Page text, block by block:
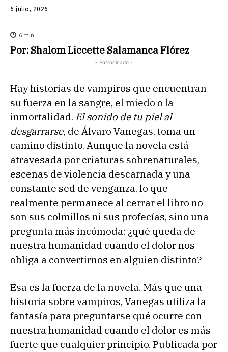
6 julio, 2026
6 min.
Por: Shalom Liccette Salamanca Flórez
- Patrocinado -
Hay historias de vampiros que encuentran
su fuerza en la sangre, el miedo o la
inmortalidad. El sonido de tu piel al
desgarrarse, de Álvaro Vanegas, toma un
camino distinto. Aunque la novela está
atravesada por criaturas sobrenaturales,
escenas de violencia descarnada y una
constante sed de venganza, lo que
realmente permanece al cerrar el libro no
son sus colmillos ni sus profecías, sino una
pregunta más incómoda: ¿qué queda de
nuestra humanidad cuando el dolor nos
obliga a convertirnos en alguien distinto?
Esa es la fuerza de la novela. Más que una
historia sobre vampiros, Vanegas utiliza la
fantasía para preguntarse qué ocurre con
nuestra humanidad cuando el dolor es más
fuerte que cualquier principio. Publicada por